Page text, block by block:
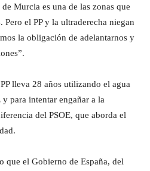
Murcia es una de las zonas que
Pero el PP y la ultraderecha niegan
la obligación de adelantarnos y
lleva 28 años utilizando el agua
para intentar engañar a la
del PSOE, que aborda el
que el Gobierno de España, del